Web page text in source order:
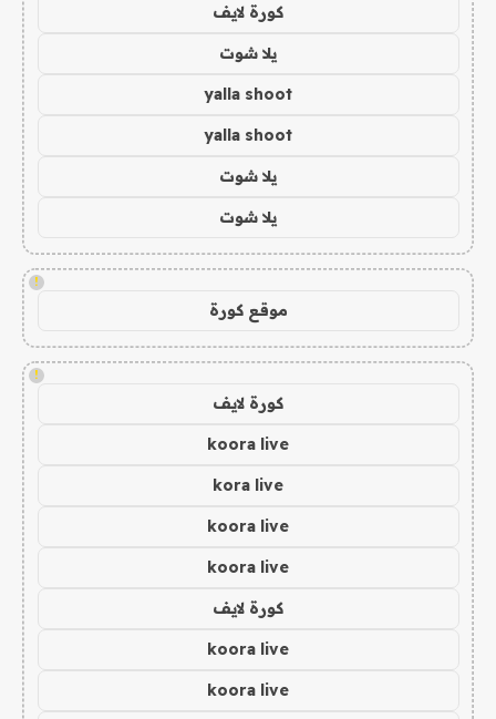
كورة لايف
يلا شوت
yalla shoot
yalla shoot
يلا شوت
يلا شوت
!
موقع كورة
!
كورة لايف
koora live
kora live
koora live
koora live
كورة لايف
koora live
koora live